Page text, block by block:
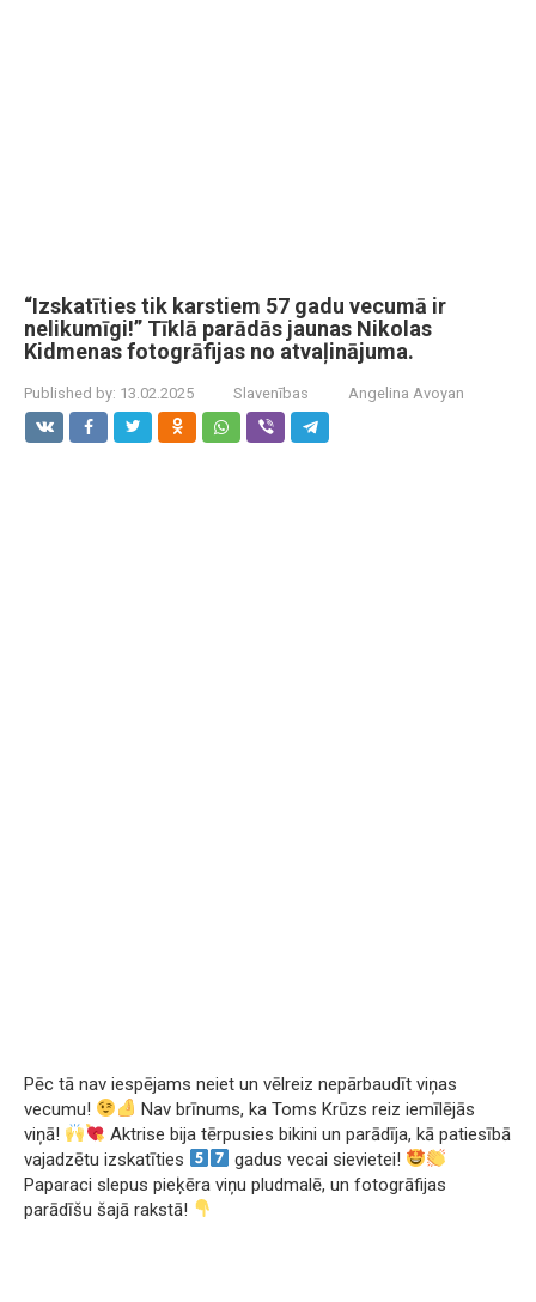
“Izskatīties tik karstiem 57 gadu vecumā ir
nelikumīgi!” Tīklā parādās jaunas Nikolas
Kidmenas fotogrāfijas no atvaļinājuma.
Published by: 13.02.2025 Slavenības Angelina Avoyan
Pēc tā nav iespējams neiet un vēlreiz nepārbaudīt viņas
vecumu!
Nav brīnums, ka Toms Krūzs reiz iemīlējās
viņā!
Aktrise bija tērpusies bikini un parādīja, kā patiesībā
vajadzētu izskatīties
gadus vecai sievietei!
Paparaci slepus pieķēra viņu pludmalē, un fotogrāfijas
parādīšu šajā rakstā!